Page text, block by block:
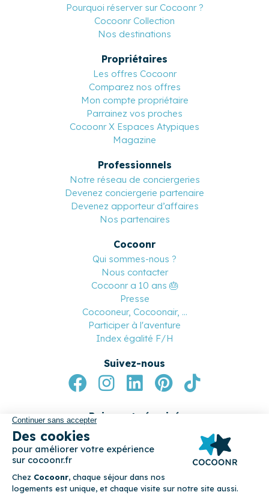
Pourquoi réserver sur Cocoonr ?
Cocoonr Collection
Nos destinations
Propriétaires
Les offres Cocoonr
Comparez nos offres
Mon compte propriétaire
Parrainez vos proches
Cocoonr X Espaces Atypiques
Magazine
Professionnels
Notre réseau de conciergeries
Devenez conciergerie partenaire
Devenez apporteur d’affaires
Nos partenaires
Cocoonr
Qui sommes-nous ?
Nous contacter
Cocoonr a 10 ans 🎂
Presse
Cocooneur, Cocoonair, ...
Participer à l'aventure
Index égalité F/H
Suivez-nous
Paiement sécurisé